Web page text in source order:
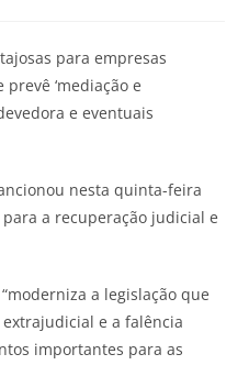
para empresas
‘mediação e
e eventuais
nesta quinta-feira
a recuperação judicial e
a legislação que
e a falência
importantes para as